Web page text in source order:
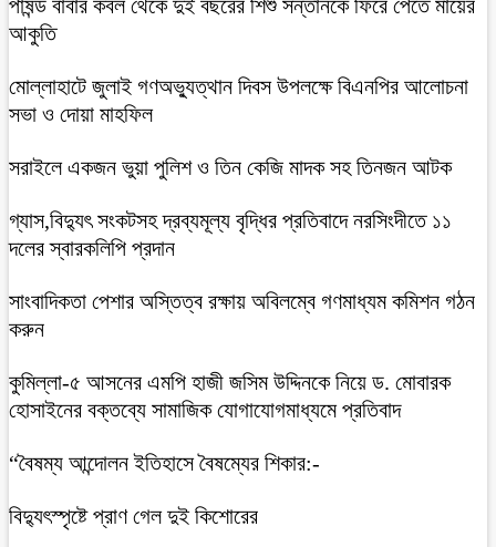
পাষন্ড বাবার কবল থেকে দুই বছরের শিশু সন্তানকে ফিরে পেতে মায়ের
আকুতি
মোল্লাহাটে জুলাই গণঅভ্যুত্থান দিবস উপলক্ষে বিএনপির আলোচনা
সভা ও দোয়া মাহফিল
সরাইলে একজন ভুয়া পুলিশ ও তিন কেজি মাদক সহ তিনজন আটক
গ্যাস,বিদ্যুৎ সংকটসহ দ্রব্যমূল্য বৃদ্ধির প্রতিবাদে নরসিংদীতে ১১
দলের স্বারকলিপি প্রদান
সাংবাদিকতা পেশার অস্তিত্ব রক্ষায় অবিলম্বে গণমাধ্যম কমিশন গঠন
করুন
কুমিল্লা-৫ আসনের এমপি হাজী জসিম উদ্দিনকে নিয়ে ড. মোবারক
হোসাইনের বক্তব্যে সামাজিক যোগাযোগমাধ্যমে প্রতিবাদ
“বৈষম্য আন্দোলন ইতিহাসে বৈষম্যের শিকার:-
বিদ্যুৎস্পৃষ্টে প্রাণ গেল দুই কিশোরের